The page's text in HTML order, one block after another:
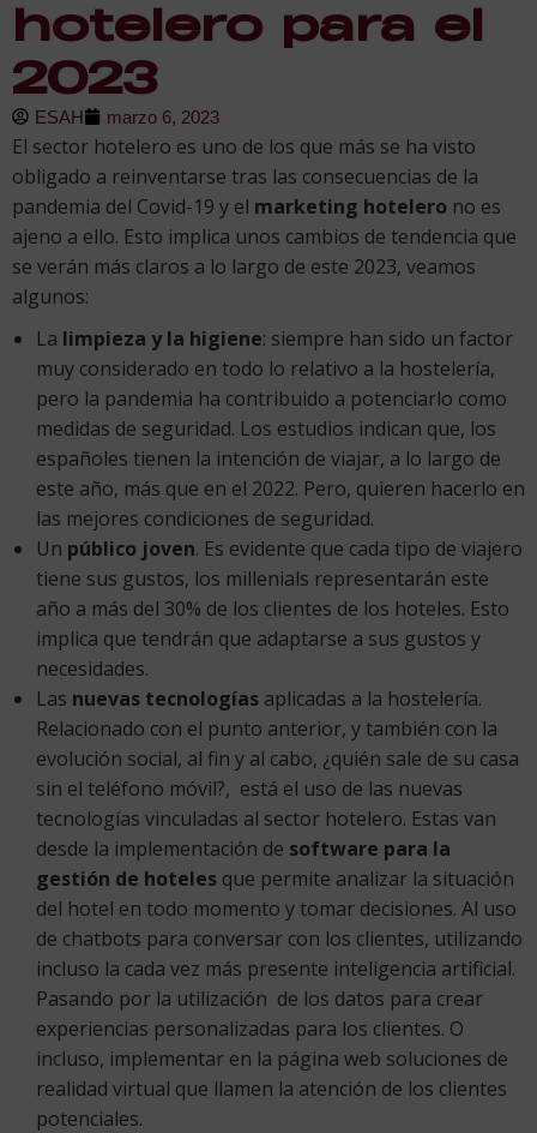
hotelero para el
2023
ESAH marzo 6, 2023
El sector hotelero es uno de los que más se ha visto
obligado a reinventarse tras las consecuencias de la
pandemia del Covid-19 y el marketing hotelero no es
ajeno a ello. Esto implica unos cambios de tendencia que
se verán más claros a lo largo de este 2023, veamos
algunos:
La limpieza y la higiene: siempre han sido un factor
muy considerado en todo lo relativo a la hostelería,
pero la pandemia ha contribuido a potenciarlo como
medidas de seguridad. Los estudios indican que, los
españoles tienen la intención de viajar, a lo largo de
este año, más que en el 2022. Pero, quieren hacerlo en
las mejores condiciones de seguridad.
Un público joven. Es evidente que cada tipo de viajero
tiene sus gustos, los millenials representarán este
año a más del 30% de los clientes de los hoteles. Esto
implica que tendrán que adaptarse a sus gustos y
necesidades.
Las nuevas tecnologías aplicadas a la hostelería.
Relacionado con el punto anterior, y también con la
evolución social, al fin y al cabo, ¿quién sale de su casa
sin el teléfono móvil?, está el uso de las nuevas
tecnologías vinculadas al sector hotelero. Estas van
desde la implementación de software para la
gestión de hoteles que permite analizar la situación
del hotel en todo momento y tomar decisiones. Al uso
de chatbots para conversar con los clientes, utilizando
incluso la cada vez más presente inteligencia artificial.
Pasando por la utilización de los datos para crear
experiencias personalizadas para los clientes. O
incluso, implementar en la página web soluciones de
realidad virtual que llamen la atención de los clientes
potenciales.